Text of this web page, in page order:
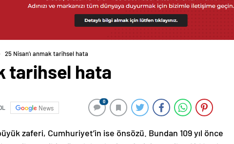
25 Nisan’ı anmak tarihsel hata
tarihsel hata
News
0
zaferi, Cumhuriyet’in ise önsözü. Bundan 109 yıl önce